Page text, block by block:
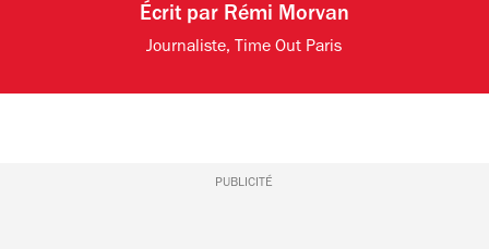
Écrit par Rémi Morvan
Journaliste, Time Out Paris
PUBLICITÉ